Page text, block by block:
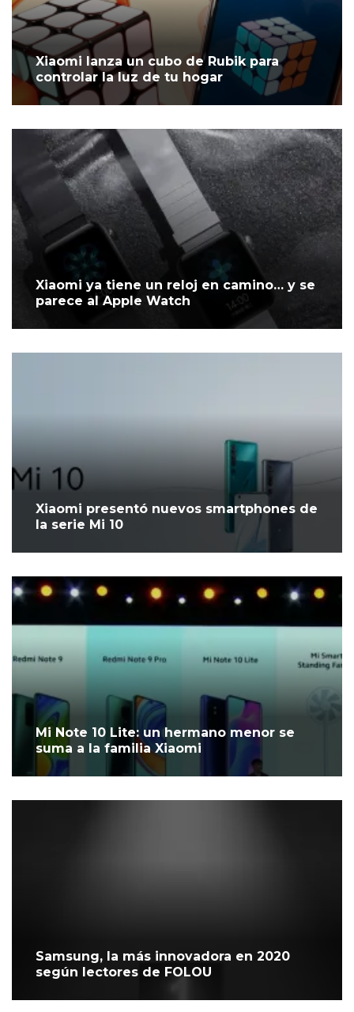
Xiaomi lanza un cubo de Rubik para
controlar la luz de tu hogar
Xiaomi ya tiene un reloj en camino… y se
parece al Apple Watch
Xiaomi presentó nuevos smartphones de
la serie Mi 10
Mi Note 10 Lite: un hermano menor se
suma a la familia Xiaomi
Samsung, la más innovadora en 2020
según lectores de FOLOU